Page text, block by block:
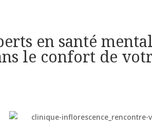
en santé
le confort de